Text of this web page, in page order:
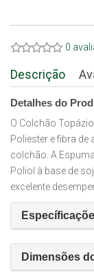
0
Descrição
Detalhes do
O Colchão
Poliester e fibra de
colchão. A
Poliol à base de
excelente
Dimensões